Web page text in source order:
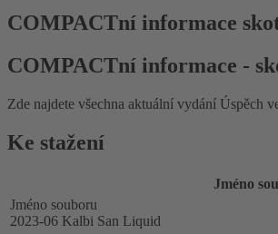
COMPACTní informace
COMPACTní informace -
Zde najdete všechna aktuální vydání Úspěch
Ke stažení
Jméno
Jméno souboru
2023-06 Kalbi San Liquid